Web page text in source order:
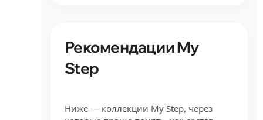
Рекомендации My
Step
Ниже — коллекции My Step, через